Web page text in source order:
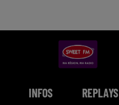
INFOS REPLAYS